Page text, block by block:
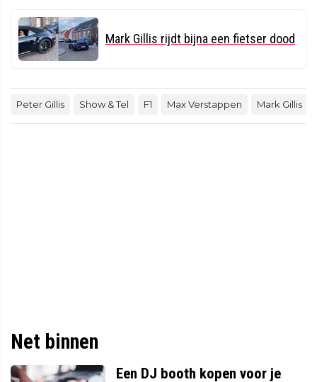
Mark Gillis rijdt bijna een fietser dood
Peter Gillis Show & Tel F1 Max Verstappen Mark Gillis
Net binnen
Een DJ booth kopen voor je